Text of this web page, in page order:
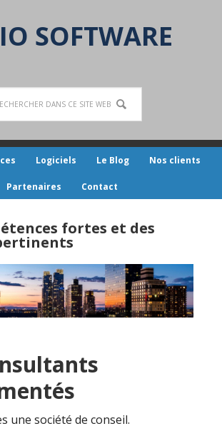
SOFTWARE
Logiciels Le Blog Nos clients
Partenaires Contact
fortes et des
une société de conseil.